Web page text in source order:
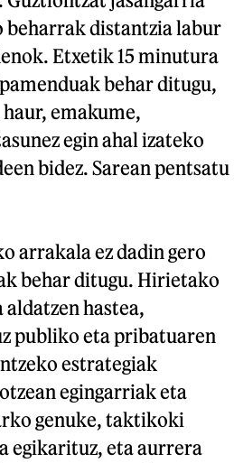
beharrak distantzia labur
Etxetik 15 minutura
behar ditugu,
emakume,
egin ahal izateko
bidez. Sarean pentsatu
arrakala ez dadin gero
behar ditugu. Hirietako
hastea,
publiko eta pribatuaren
estrategiak
egingarriak eta
genuke, taktikoki
egikarituz, eta aurrera